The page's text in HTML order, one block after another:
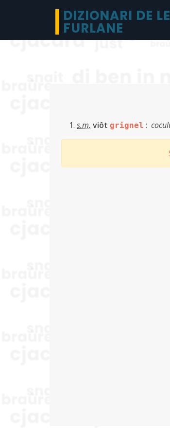
DIZIONARI DE
FURLANE
s.m. viôt grignel :